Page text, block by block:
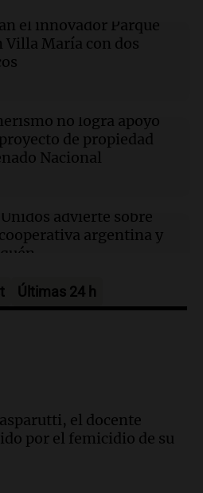
llegará al país el
Cisjordania: las políticas
el acceso a la
marcan el debut
mapa parlamentario que
el innovador Parque
Villa María con dos
no logra apoyo
de propiedad
Nacional
advierte sobre
argentina y
de Salta resalta
Perú: "Nos decía
el milagro''"
Últimas 24 h
el docente
por el femicidio de su